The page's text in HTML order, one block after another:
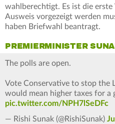
wahlberechtigt. Es ist die
Ausweis vorgezeigt werden
haben Briefwahl beantragt.
PREMIERMINISTER
The polls are open.
Vote Conservative to stop the
would mean higher taxes for a
pic.twitter.com/NPH7lSeDFc
— Rishi Sunak (@RishiSunak)